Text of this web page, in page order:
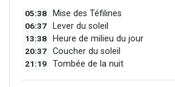
05:38 Mise des Téfilines
06:37 Lever du soleil
13:38 Heure de milieu du jour
20:37 Coucher du soleil
21:19 Tombée de la nuit